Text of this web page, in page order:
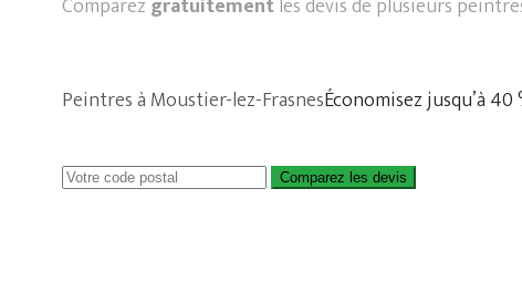
Comparez gratuitementles devis de plusieurs
Peintres à Moustier-lez-FrasnesÉconomisez jusqu’à 40
Comparez les devis